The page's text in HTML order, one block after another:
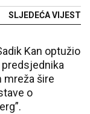
SLJEDEĆA VIJEST
Kan optužio
mreža šire
o